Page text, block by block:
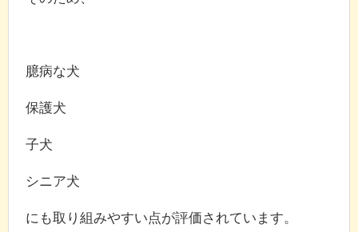
臆病な犬
保護犬
子犬
シニア犬
にも取り組みやすい点が評価されています。